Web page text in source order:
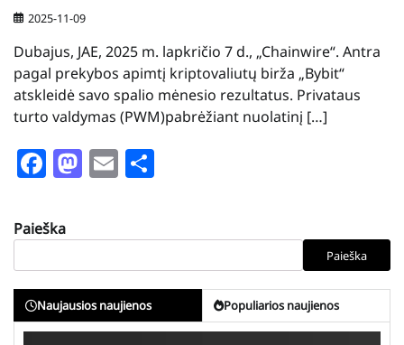
2025-11-09
Dubajus, JAE, 2025 m. lapkričio 7 d., „Chainwire“. Antra
pagal prekybos apimtį kriptovaliutų birža „Bybit“
atskleidė savo spalio mėnesio rezultatus. Privataus
turto valdymas (PWM)pabrėžiant nuolatinį […]
Facebook
Mastodon
Email
Paieška
Paieška
Naujausios naujienos Populiarios naujienos